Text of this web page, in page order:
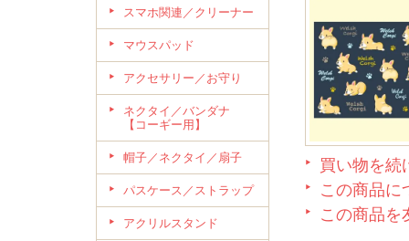
スマホ関連／クリーナー
マウスパッド
アクセサリー／お守り
ネクタイ／バンダナ
【コーギー用】
帽子／ネクタイ／扇子
パスケース／ストラップ
アクリルスタンド
買い物を続
この商品に
この商品を